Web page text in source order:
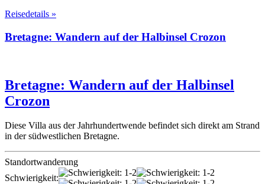
Reisedetails »
Bretagne: Wandern auf der Halbinsel Crozon
Bretagne: Wandern auf der Halbinsel
Crozon
Diese Villa aus der Jahrhundertwende befindet sich direkt am Strand
in der südwestlichen Bretagne.
Standortwanderung
Schwierigkeit: